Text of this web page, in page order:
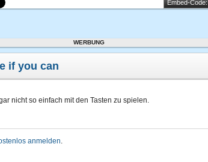
Embed-Code:
WERBUNG
if you can
nicht so einfach mit den Tasten zu spielen.
anmelden.